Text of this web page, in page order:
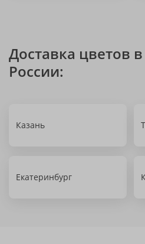
Доставка цветов
России:
Казань
Екатеринбург